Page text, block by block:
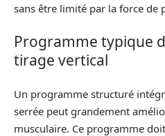
sans être limité par la force de
Programme typique
tirage vertical
Un programme structuré
serrée peut grandement
musculaire. Ce programme